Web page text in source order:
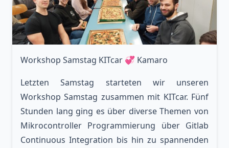
Workshop Samstag KITcar 💞 Kamaro
Letzten Samstag starteten wir unseren
Workshop Samstag zusammen mit KITcar. Fünf
Stunden lang ging es über diverse Themen von
Mikrocontroller Programmierung über Gitlab
Continuous Integration bis hin zu spannenden